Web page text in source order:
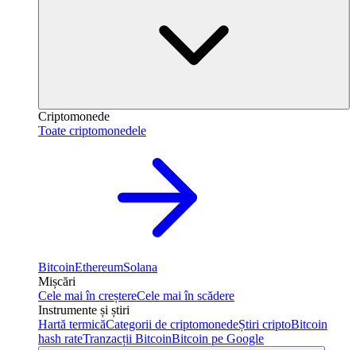
Criptomonede
Toate criptomonedele
BitcoinEthereumSolana
Mișcări
Cele mai în creștereCele mai în scădere
Instrumente și știri
Hartă termicăCategorii de criptomonedeȘtiri criptoBitcoin
hash rateTranzacții BitcoinBitcoin pe Google